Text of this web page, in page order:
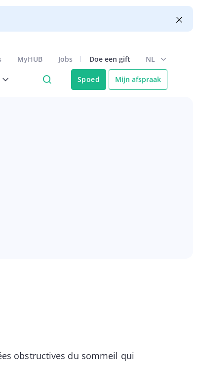
MyHUB Jobs Doe een gift NL
Spoed Mijn afspraak
obstructives du sommeil qui